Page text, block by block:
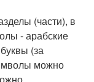
(части), в
- арабские
(за
можно